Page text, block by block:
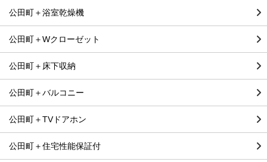
公田町＋浴室乾燥機
公田町＋Wクローゼット
公田町＋床下収納
公田町＋バルコニー
公田町＋TVドアホン
公田町＋住宅性能保証付